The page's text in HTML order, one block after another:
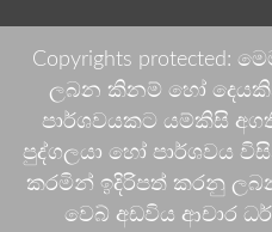
Copyrights protected:
ලබන කිනම් හෝ
පාර්ශවයකට යම්කිසි
පුද්ගලයා හෝ පාර්ශවය
කරමින් ඉදිරිපත් කරනු
වෙබ් අඩවිය ආචාර